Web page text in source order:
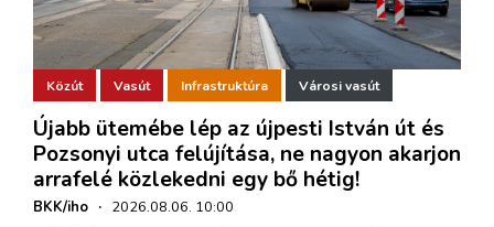
Közút Vasút Infrastruktúra Városi vasút
Újabb ütemébe lép az újpesti István út és
Pozsonyi utca felújítása, ne nagyon akarjon
arrafelé közlekedni egy bő hétig!
BKK/iho · 2026.08.06. 10:00